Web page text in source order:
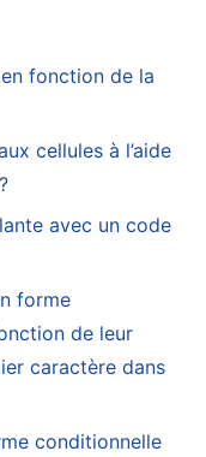
fonction de la
cellules à l’aide
avec un code
forme
de leur
caractère dans
conditionnelle